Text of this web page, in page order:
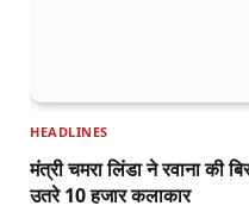
HEADLINES
मंत्री चमरा लिंडा ने रवाना की
उतरे 10 हजार कलाकार